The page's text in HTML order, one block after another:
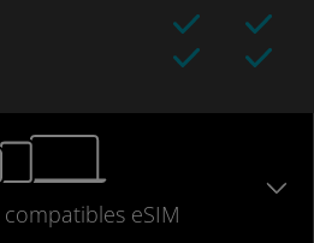
compatibles eSIM